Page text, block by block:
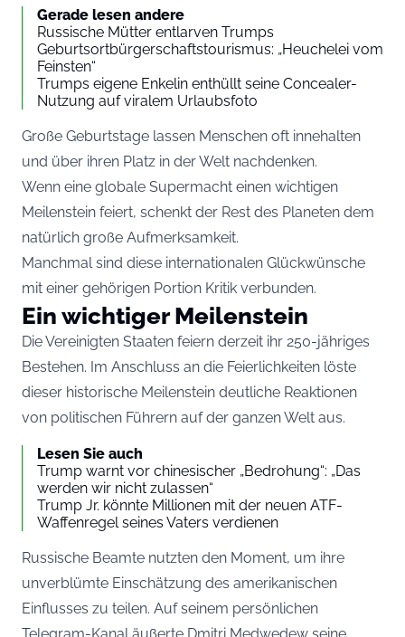
Gerade lesen andere
Russische Mütter entlarven Trumps
Geburtsortbürgerschaftstourismus: „Heuchelei vom
Feinsten“
Trumps eigene Enkelin enthüllt seine Concealer-
Nutzung auf viralem Urlaubsfoto
Große Geburtstage lassen Menschen oft innehalten
und über ihren Platz in der Welt nachdenken.
Wenn eine globale Supermacht einen wichtigen
Meilenstein feiert, schenkt der Rest des Planeten dem
natürlich große Aufmerksamkeit.
Manchmal sind diese internationalen Glückwünsche
mit einer gehörigen Portion Kritik verbunden.
Ein wichtiger Meilenstein
Die Vereinigten Staaten feiern derzeit ihr 250-jähriges
Bestehen. Im Anschluss an die Feierlichkeiten löste
dieser historische Meilenstein deutliche Reaktionen
von politischen Führern auf der ganzen Welt aus.
Lesen Sie auch
Trump warnt vor chinesischer „Bedrohung“: „Das
werden wir nicht zulassen“
Trump Jr. könnte Millionen mit der neuen ATF-
Waffenregel seines Vaters verdienen
Russische Beamte nutzten den Moment, um ihre
unverblümte Einschätzung des amerikanischen
Einflusses zu teilen. Auf seinem persönlichen